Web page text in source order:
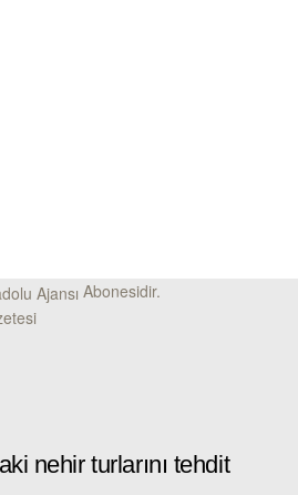
Abonesidir.
nehir turlarını tehdit